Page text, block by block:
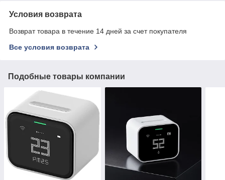
Условия возврата
Возврат товара в течение 14 дней за счет покупателя
Все условия возврата
Подобные товары компании